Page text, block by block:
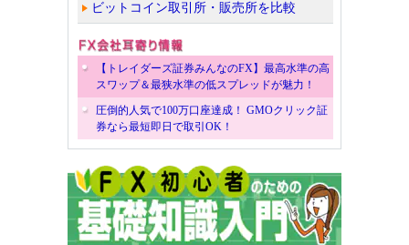
ビットコイン取引所・販売所を比較
【トレイダーズ証券みんなのFX】最高水準の高
スワップ＆最狭水準の低スプレッドが魅力！
圧倒的人気で100万口座達成！ GMOクリック証
券なら最短即日で取引OK！